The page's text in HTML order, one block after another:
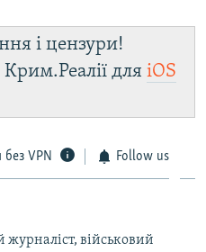
і цензури!
Крим.Реалії для iOS
без VPN Follow us
журналіст, військовий